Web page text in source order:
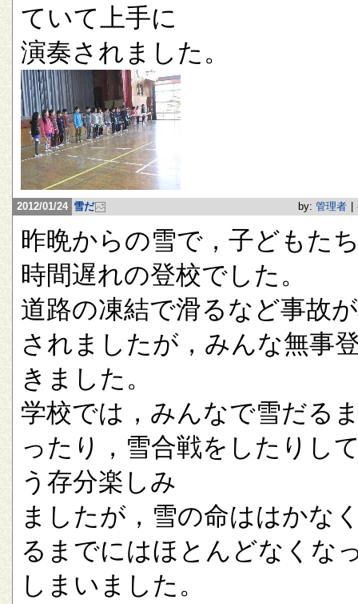
ていて上手に
演奏されました。
2012/01/24 雪だ by: 管理者
昨晩からの雪で，子どもた
時間遅れの登校でした。
道路の凍結で滑るなど事故
されましたが，みんな無事
きました。
学校では，みんなで雪だる
ったり，雪合戦をしたりし
う存分楽しみ
ましたが，雪の命ははかな
るまでにはほとんどなくな
しまいました。